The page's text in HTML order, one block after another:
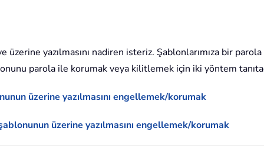
yazılmasını nadiren isteriz. Şablonlarımıza bir
parola ile korumak veya kilitlemek için iki yöntem
üzerine yazılmasını engellemek/korumak
üzerine yazılmasını engellemek/korumak